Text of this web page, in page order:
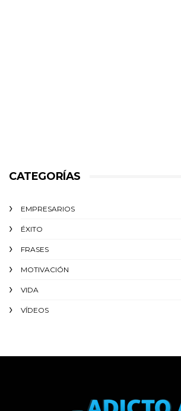
CATEGORÍAS
EMPRESARIOS
ÉXITO‬
FRASES
MOTIVACIÓN
VIDA
VÍDEOS